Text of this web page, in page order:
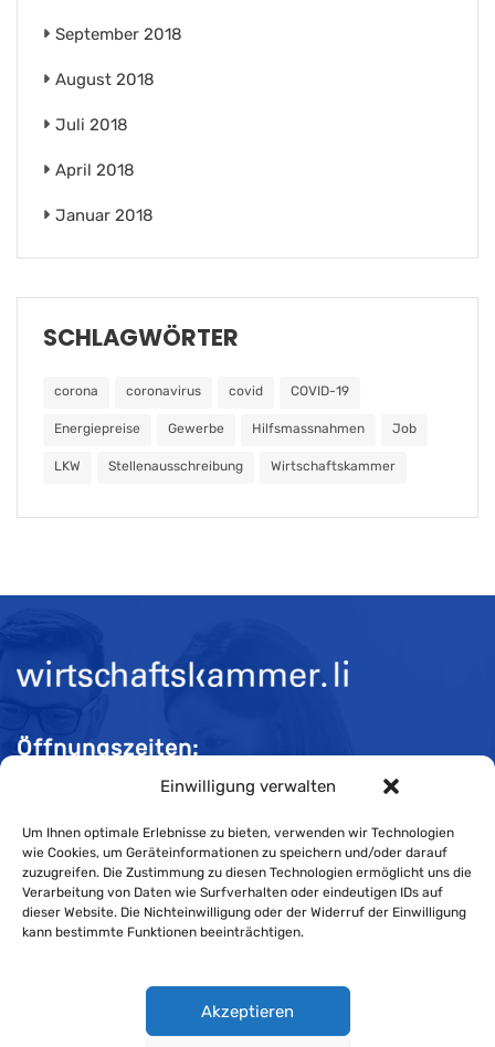
Einwilligung verwalten
Um Ihnen optimale Erlebnisse zu bieten, verwenden wir Technologien
wie Cookies, um Geräteinformationen zu speichern und/oder darauf
zuzugreifen. Die Zustimmung zu diesen Technologien ermöglicht uns die
Verarbeitung von Daten wie Surfverhalten oder eindeutigen IDs auf
dieser Website. Die Nichteinwilligung oder der Widerruf der Einwilligung
kann bestimmte Funktionen beeinträchtigen.
Akzeptieren
September 2018
August 2018
Juli 2018
April 2018
Januar 2018
SCHLAGWÖRTER
corona coronavirus covid COVID-19
Energiepreise Gewerbe Hilfsmassnahmen Job
LKW Stellenausschreibung Wirtschaftskammer
Öffnungszeiten:
Mo-Do 08:00 bis 11:30 und 13:30 bis 16:30 Uhr
Fr 08:00 bis 11:30 und 13:30 bis 16:00 Uhr
Impressum
Cookie-Richtlinie